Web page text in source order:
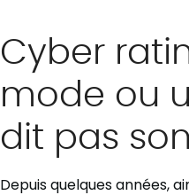
Cyber
mode ou
dit pas
Depuis quelques années,